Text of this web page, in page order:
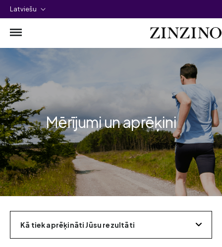
Latviešu
Mērījumi un aprēķini
Kā tiek aprēķināti Jūsu rezultāti